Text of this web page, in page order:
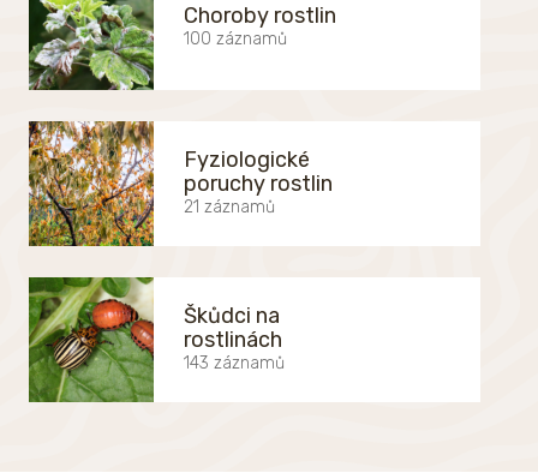
Choroby rostlin
100 záznamů
Fyziologické
poruchy rostlin
21 záznamů
Škůdci na
rostlinách
143 záznamů